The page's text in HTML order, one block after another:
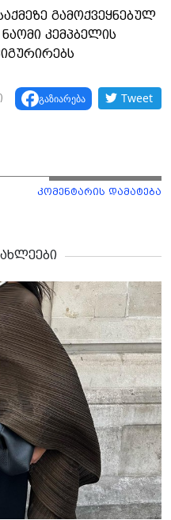
გამოქვეყნებულ
კემპბელის
გაზიარება Tweet
კომენტარის დამატება